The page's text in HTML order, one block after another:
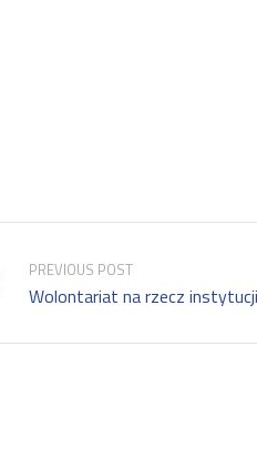
PREVIOUS POST
Wolontariat na rzecz